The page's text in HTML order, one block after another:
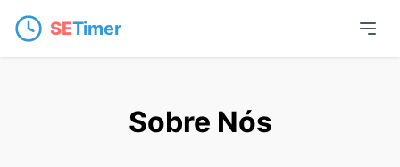
SETimer
Sobre Nós